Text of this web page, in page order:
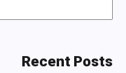
Recent Posts